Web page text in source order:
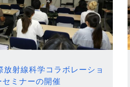
放射線科学コラボレーショ
セミナーの開催